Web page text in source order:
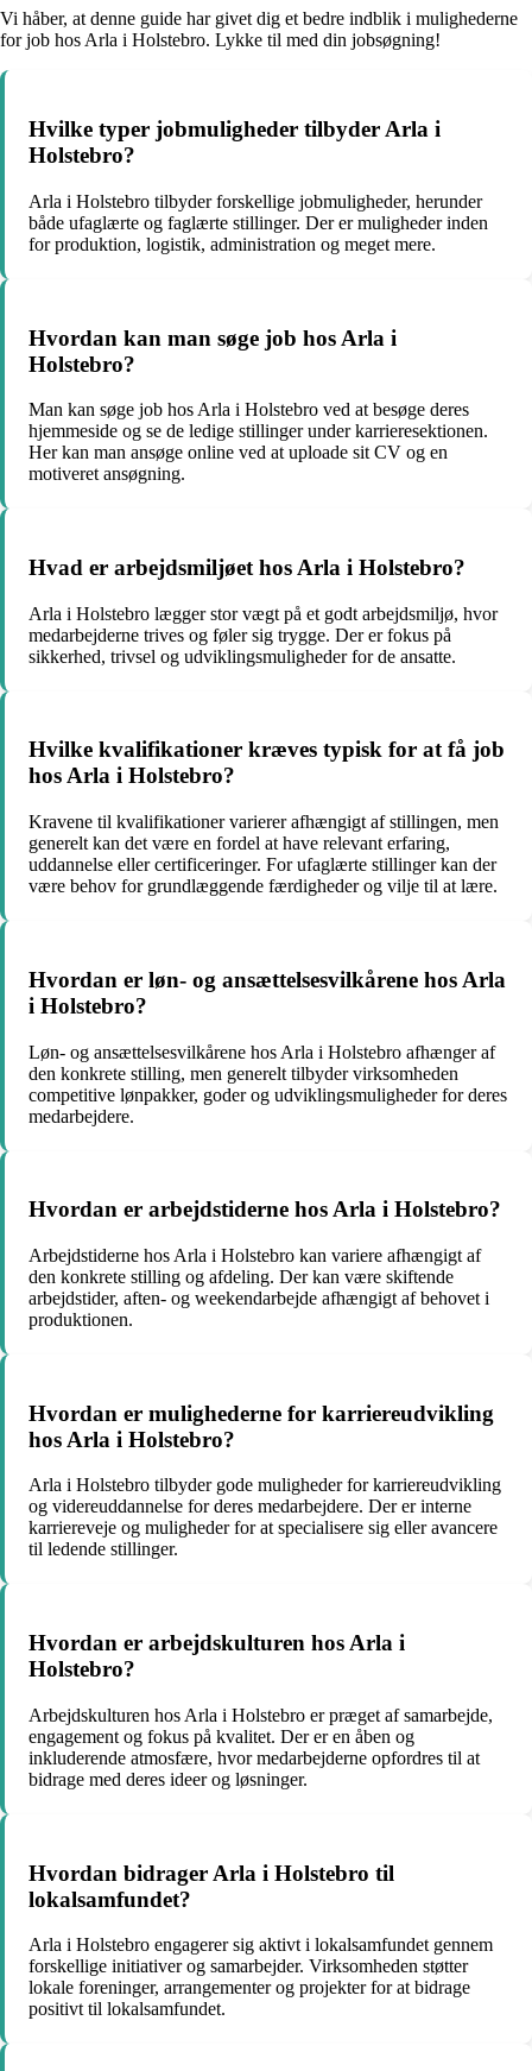
Vi håber, at denne guide har givet dig et bedre indblik i mulighederne
for job hos Arla i Holstebro. Lykke til med din jobsøgning!
Hvilke typer jobmuligheder tilbyder Arla i
Holstebro?
Arla i Holstebro tilbyder forskellige jobmuligheder, herunder
både ufaglærte og faglærte stillinger. Der er muligheder inden
for produktion, logistik, administration og meget mere.
Hvordan kan man søge job hos Arla i
Holstebro?
Man kan søge job hos Arla i Holstebro ved at besøge deres
hjemmeside og se de ledige stillinger under karrieresektionen.
Her kan man ansøge online ved at uploade sit CV og en
motiveret ansøgning.
Hvad er arbejdsmiljøet hos Arla i Holstebro?
Arla i Holstebro lægger stor vægt på et godt arbejdsmiljø, hvor
medarbejderne trives og føler sig trygge. Der er fokus på
sikkerhed, trivsel og udviklingsmuligheder for de ansatte.
Hvilke kvalifikationer kræves typisk for at få job
hos Arla i Holstebro?
Kravene til kvalifikationer varierer afhængigt af stillingen, men
generelt kan det være en fordel at have relevant erfaring,
uddannelse eller certificeringer. For ufaglærte stillinger kan der
være behov for grundlæggende færdigheder og vilje til at lære.
Hvordan er løn- og ansættelsesvilkårene hos Arla
i Holstebro?
Løn- og ansættelsesvilkårene hos Arla i Holstebro afhænger af
den konkrete stilling, men generelt tilbyder virksomheden
competitive lønpakker, goder og udviklingsmuligheder for deres
medarbejdere.
Hvordan er arbejdstiderne hos Arla i Holstebro?
Arbejdstiderne hos Arla i Holstebro kan variere afhængigt af
den konkrete stilling og afdeling. Der kan være skiftende
arbejdstider, aften- og weekendarbejde afhængigt af behovet i
produktionen.
Hvordan er mulighederne for karriereudvikling
hos Arla i Holstebro?
Arla i Holstebro tilbyder gode muligheder for karriereudvikling
og videreuddannelse for deres medarbejdere. Der er interne
karriereveje og muligheder for at specialisere sig eller avancere
til ledende stillinger.
Hvordan er arbejdskulturen hos Arla i
Holstebro?
Arbejdskulturen hos Arla i Holstebro er præget af samarbejde,
engagement og fokus på kvalitet. Der er en åben og
inkluderende atmosfære, hvor medarbejderne opfordres til at
bidrage med deres ideer og løsninger.
Hvordan bidrager Arla i Holstebro til
lokalsamfundet?
Arla i Holstebro engagerer sig aktivt i lokalsamfundet gennem
forskellige initiativer og samarbejder. Virksomheden støtter
lokale foreninger, arrangementer og projekter for at bidrage
positivt til lokalsamfundet.